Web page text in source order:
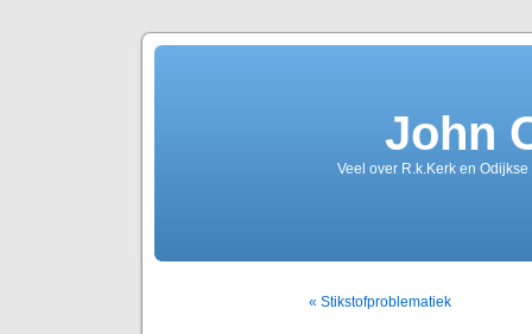
John
Veel over R.k.Kerk en
« Stikstofproblematiek